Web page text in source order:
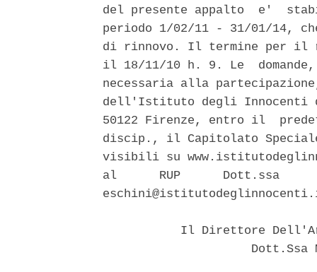
del presente appalto  e'
periodo 1/02/11 - 31/01/14,
di rinnovo. Il termine per il
il 18/11/10 h. 9. Le
necessaria alla
dell'Istituto degli Innocenti
50122 Firenze, entro il
discip., il Capitolato
visibili su
al      RUP      Dott.ssa
Il Direttore